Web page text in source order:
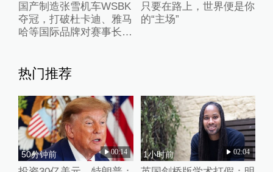
国产制造张雪机车WSBK
夺冠，打破杜卡迪、雅马
哈等国际品牌对赛事长期
只要在路上，世界便是你
的“主场”
热门推荐
50分钟前 00:14 1小时前 02:04